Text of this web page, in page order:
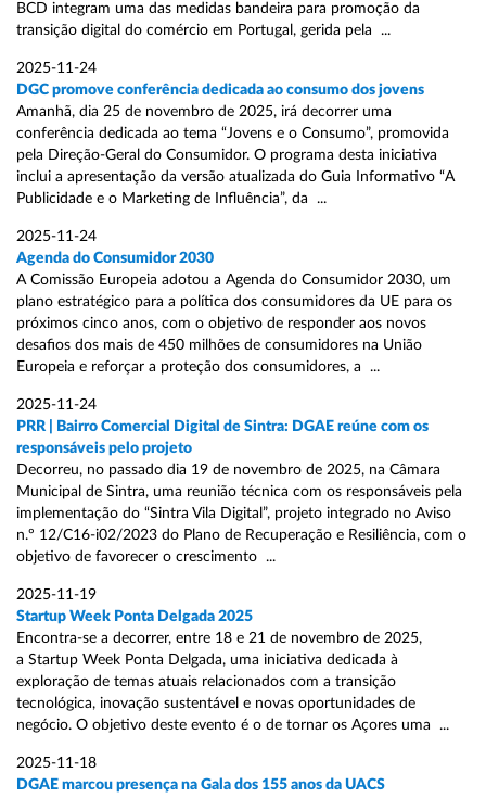
BCD integram uma das medidas bandeira para promoção da
transição digital do comércio em Portugal, gerida pela ...
2025-11-24
DGC promove conferência dedicada ao consumo dos jovens
Amanhã, dia 25 de novembro de 2025, irá decorrer uma
conferência dedicada ao tema “Jovens e o Consumo”, promovida
pela Direção-Geral do Consumidor. O programa desta iniciativa
inclui a apresentação da versão atualizada do Guia Informativo “A
Publicidade e o Marketing de Influência”, da ...
2025-11-24
Agenda do Consumidor 2030
A Comissão Europeia adotou a Agenda do Consumidor 2030, um
plano estratégico para a política dos consumidores da UE para os
próximos cinco anos, com o objetivo de responder aos novos
desafios dos mais de 450 milhões de consumidores na União
Europeia e reforçar a proteção dos consumidores, a ...
2025-11-24
PRR | Bairro Comercial Digital de Sintra: DGAE reúne com os
responsáveis pelo projeto
Decorreu, no passado dia 19 de novembro de 2025, na Câmara
Municipal de Sintra, uma reunião técnica com os responsáveis pela
implementação do “Sintra Vila Digital”, projeto integrado no Aviso
n.º 12/C16-i02/2023 do Plano de Recuperação e Resiliência, com o
objetivo de favorecer o crescimento ...
2025-11-19
Startup Week Ponta Delgada 2025
Encontra-se a decorrer, entre 18 e 21 de novembro de 2025,
a Startup Week Ponta Delgada, uma iniciativa dedicada à
exploração de temas atuais relacionados com a transição
tecnológica, inovação sustentável e novas oportunidades de
negócio. O objetivo deste evento é o de tornar os Açores uma ...
2025-11-18
DGAE marcou presença na Gala dos 155 anos da UACS